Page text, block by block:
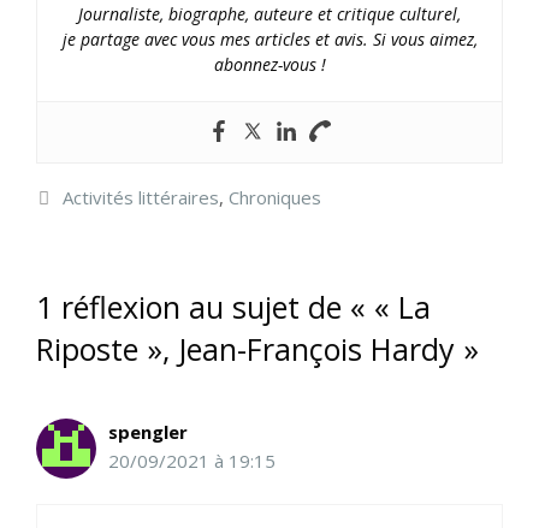
Journaliste, biographe, auteure et critique culturel,
je partage avec vous mes articles et avis. Si vous aimez,
abonnez-vous !
Catégories
Activités littéraires, Chroniques
1 réflexion au sujet de « « La
Riposte », Jean-François Hardy »
spengler
20/09/2021 à 19:15